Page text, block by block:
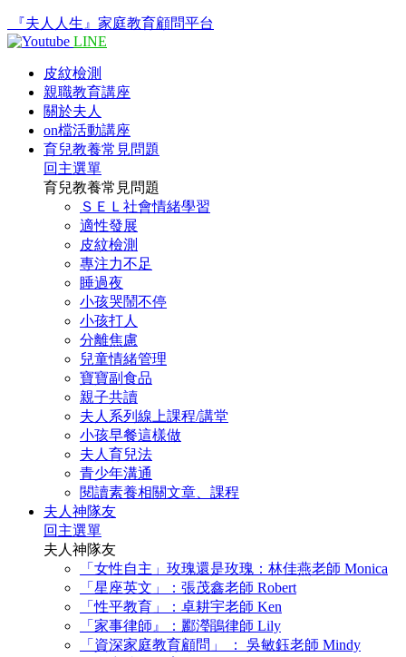
『夫人人生』家庭教育顧問平台
LINE
皮紋檢測
親職教育講座
關於夫人
on檔活動講座
育兒教養常見問題
回主選單
育兒教養常見問題
ＳＥＬ社會情緒學習
適性發展
皮紋檢測
專注力不足
睡過夜
小孩哭鬧不停
小孩打人
分離焦慮
兒童情緒管理
寶寶副食品
親子共讀
夫人系列線上課程/講堂
小孩早餐這樣做
夫人育兒法
青少年溝通
閱讀素養相關文章、課程
夫人神隊友
回主選單
夫人神隊友
「女性自主」玫瑰還是玫瑰：林佳燕老師 Monica
「星座英文」：張茂鑫老師 Robert
「性平教育」：卓耕宇老師 Ken
「家事律師』：酈瀅鵑律師 Lily
「資深家庭教育顧問」 ： 吳敏鈺老師 Mindy